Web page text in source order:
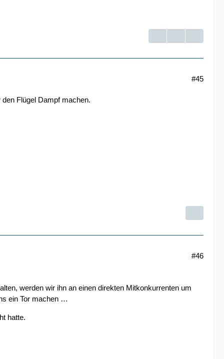
#45
Flügel Dampf machen.
#46
werden wir ihn an einen direkten Mitkonkurrenten um
ein Tor machen …
hatte.